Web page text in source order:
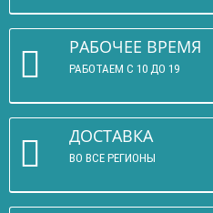
РАБОЧЕЕ ВРЕМЯ
РАБОТАЕМ С 10 ДО 19
ДОСТАВКА
ВО ВСЕ РЕГИОНЫ